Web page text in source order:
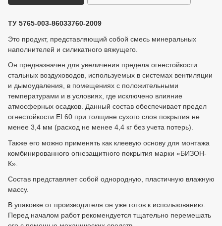
ТУ 5765-003-86033760-2009
Это продукт, представляющий собой смесь минеральных
наполнителей и силикатного вяжущего.
Он предназначен для увеличения предела огнестойкости
стальных воздуховодов, используемых в системах вентиляции
и дымоудаления, в помещениях с положительными
температурами и в условиях, где исключено влияние
атмосферных осадков. Данный состав обеспечивает предел
огнестойкости EI 60 при толщине сухого слоя покрытия не
менее 3,4 мм (расход не менее 4,4 кг без учета потерь).
Также его можно применять как клеевую основу для монтажа
комбинированного огнезащитного покрытия марки «БИЗОН-
К».
Состав представляет собой однородную, пластичную влажную
массу.
В упаковке от производителя он уже готов к использованию.
Перед началом работ рекомендуется тщательно перемешать